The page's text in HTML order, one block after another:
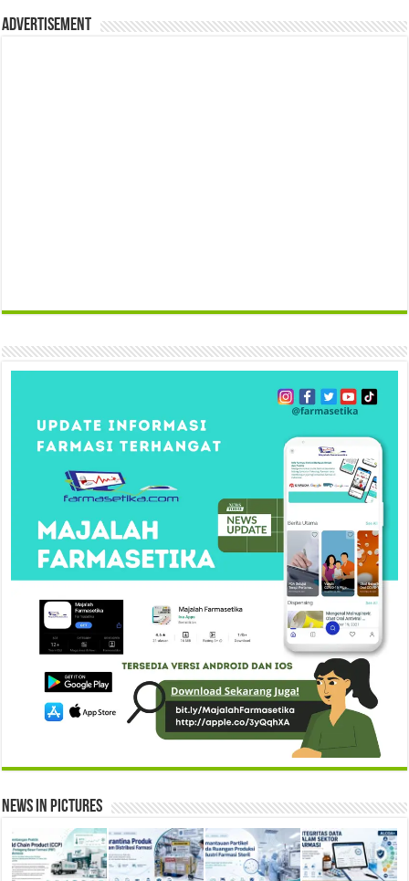
Advertisement
News in Pictures